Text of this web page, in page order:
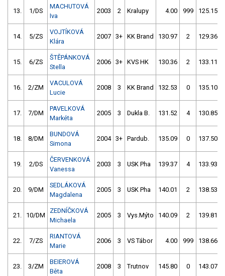
13. 1/DS
MACHUTOVÁ
Iva
2003 2 Kralupy 4.00 999 125.15
14. 5/ZS
VOJTÍKOVÁ
Klára
2007 3+ KK Brand 130.97 2 129.36
15. 6/ZS
ŠTĚPÁNKOVÁ
Stella
2006 3+ KVS HK 130.36 2 133.11
16. 2/ZM
VACULOVÁ
Lucie
2008 3 KK Brand 132.53 0 135.10
17. 7/DM
PAVELKOVÁ
Markéta
2005 3 Dukla B. 131.52 4 130.85
18. 8/DM
BUNDOVÁ
Simona
2004 3+ Pardub. 135.09 0 137.50
19. 2/DS
ČERVENKOVÁ
Vanessa
2003 3 USK Pha 139.37 4 133.93
20. 9/DM
SEDLÁKOVÁ
Magdalena
2005 3 USK Pha 140.01 2 138.53
21. 10/DM
ZEDNÍČKOVÁ
Michaela
2005 3 Vys.Mýto 140.09 2 139.81
22. 7/ZS
RIANTOVÁ
Marie
2006 3 VS Tábor 4.00 999 138.66
23. 3/ZM
BEIEROVÁ
Běta
2008 3 Trutnov 145.80 0 143.07